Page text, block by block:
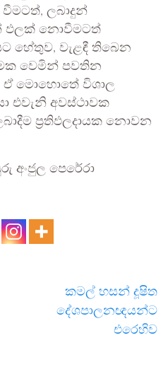
ලබාදුන්
ඵලක් නොවීමටත්
හේතුව, වැළඳී තිබෙන
වෙමින් පවතින
ඒ මොහොතේ විශාල
එවැනි අවස්ථාවක
ප්‍රතිඵලදායක නොවන
අංජුල පෙරේරා
කමල් හසන් දූෂිත
දේශපාලනඥයන්ට
එරෙහිව